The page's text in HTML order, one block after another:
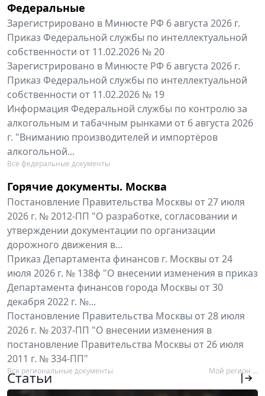
Федеральные
Зарегистрировано в Минюсте РФ 6 августа 2026 г.
Приказ Федеральной службы по интеллектуальной
собственности от 11.02.2026 № 20
Зарегистрировано в Минюсте РФ 6 августа 2026 г.
Приказ Федеральной службы по интеллектуальной
собственности от 11.02.2026 № 19
Информация Федеральной службы по контролю за
алкогольным и табачным рынками от 6 августа 2026
г. "Вниманию производителей и импортёров
алкогольной...
Все федеральные документы
Горячие документы. Москва
Постановление Правительства Москвы от 27 июля
2026 г. № 2012-ПП "О разработке, согласовании и
утверждении документации по организации
дорожного движения в...
Приказ Департамента финансов г. Москвы от 24
июля 2026 г. № 138ф "О внесении изменения в приказ
Департамента финансов города Москвы от 30
декабря 2022 г. №...
Постановление Правительства Москвы от 28 июля
2026 г. № 2037-ПП "О внесении изменения в
постановление Правительства Москвы от 26 июля
2011 г. № 334-ПП"
Все региональные документы Мой регион ...
Статьи